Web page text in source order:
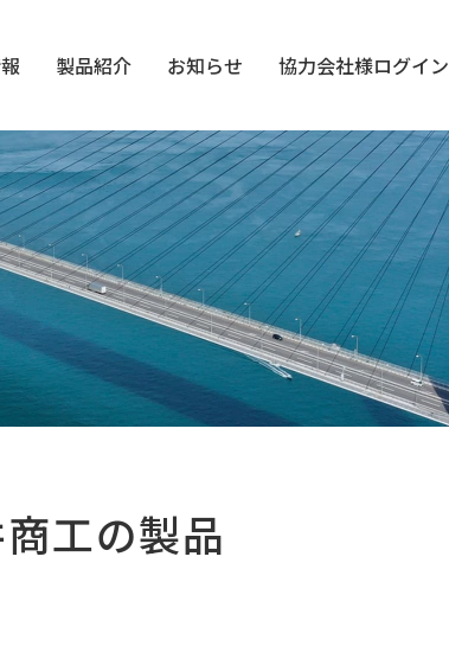
製品紹介 お知らせ 協力会社様ログイン
工の製品